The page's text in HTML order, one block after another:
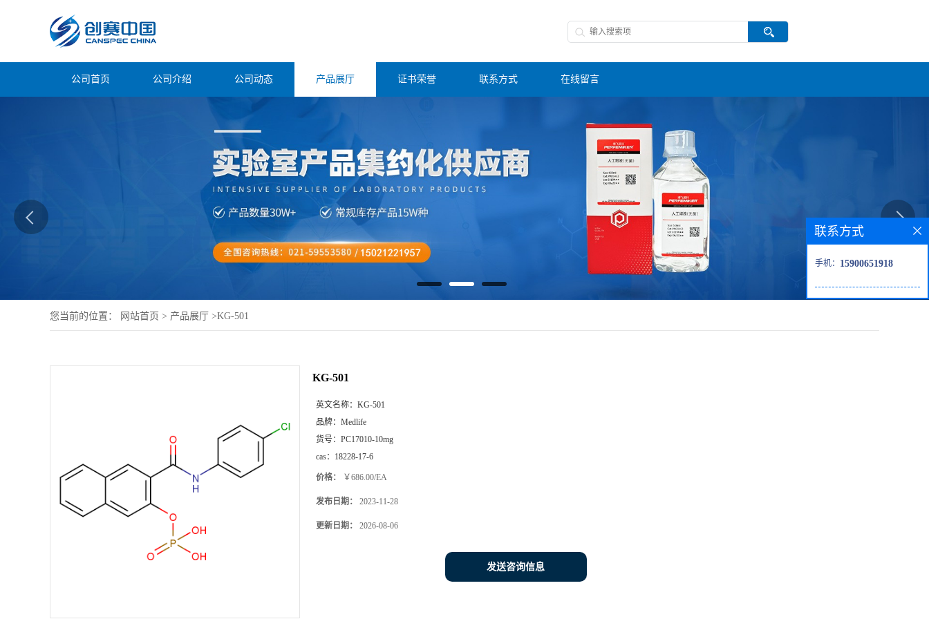
公司首页 公司介绍 公司动态 产品展厅 证书荣誉 联系方式 在线留言
您当前的位置： 网站首页 > 产品展厅 >KG-501
KG-501
英文名称： KG-501
品牌： Medlife
货号： PC17010-10mg
cas： 18228-17-6
价格： ￥686.00/EA
发布日期： 2023-11-28
更新日期： 2026-08-06
发送咨询信息
联系方式
手机： 15900651918